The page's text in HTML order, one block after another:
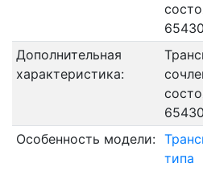
Дополнительная
характеристика:
Особенность модели:
типа